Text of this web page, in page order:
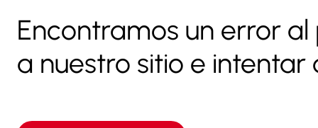
Encontramos un error
a nuestro sitio e